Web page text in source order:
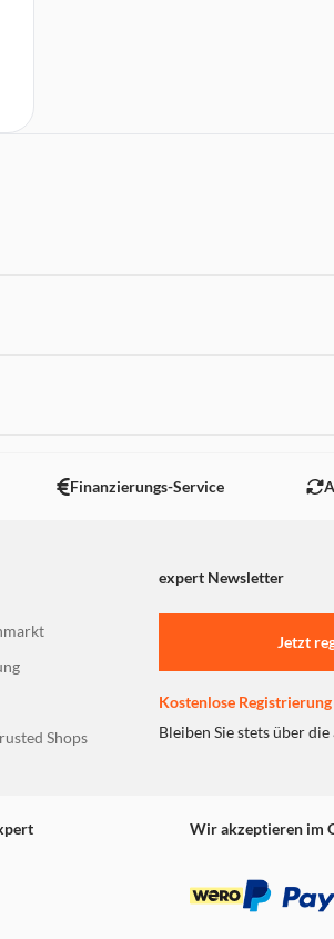
Finanzierungs-Service
expert Newsletter
Shops
Jetzt
Kostenlose Registrierung
Bleiben Sie stets über
Wir akzeptieren im